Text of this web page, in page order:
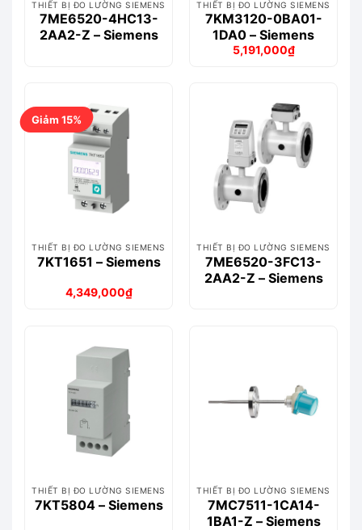
THIẾT BỊ ĐO LƯỜNG SIEMENS
7ME6520-4HC13-
2AA2-Z – Siemens
THIẾT BỊ ĐO LƯỜNG SIEMENS
7KM3120-0BA01-
1DA0 – Siemens
Giá
5,191,000₫
Giá
5,191,000₫.
Giảm 15%
THIẾT BỊ ĐO LƯỜNG SIEMENS
7KT1651 – Siemens
Giá
4,349,000₫
Giá
4,349,000₫.
THIẾT BỊ ĐO LƯỜNG SIEMENS
7ME6520-3FC13-
2AA2-Z – Siemens
THIẾT BỊ ĐO LƯỜNG SIEMENS
7KT5804 – Siemens
THIẾT BỊ ĐO LƯỜNG SIEMENS
7MC7511-1CA14-
1BA1-Z – Siemens